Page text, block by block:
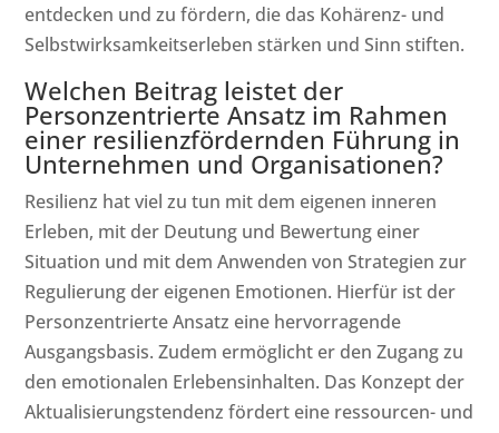
entdecken und zu fördern, die das Kohärenz- und
Selbstwirksamkeitserleben stärken und Sinn stiften.
Welchen Beitrag leistet der
Personzentrierte Ansatz im Rahmen
einer resilienzfördernden Führung in
Unternehmen und Organisationen?
Resilienz hat viel zu tun mit dem eigenen inneren
Erleben, mit der Deutung und Bewertung einer
Situation und mit dem Anwenden von Strategien zur
Regulierung der eigenen Emotionen. Hierfür ist der
Personzentrierte Ansatz eine hervorragende
Ausgangsbasis. Zudem ermöglicht er den Zugang zu
den emotionalen Erlebensinhalten. Das Konzept der
Aktualisierungstendenz fördert eine ressourcen- und